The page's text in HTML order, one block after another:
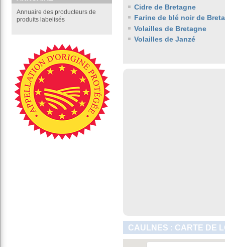
Annuaire des producteurs de
produits labelisés
Cidre de Bretagne
Farine de blé noir de
Volailles de Bretagne
Volailles de Janzé
CAULNES : CARTE DE